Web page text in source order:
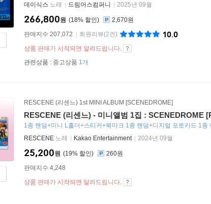
데이식스 노래 드림어스컴퍼니 2025년 09월
18%
266,800원
2,670원
판매지수 207,072
회원리뷰(2건) 10.0
상품 판매가 시작되면 알려드립니다.
관련상품 : 중고상품 1개
RESCENE (리센느) 1st MINI ALBUM [SCENEDROME]
RESCENE (리센느) - 미니앨범 1집 : SCENEDROME
1종 랜덤+미니 L홀더+스티커+북마크 1종 랜덤+디지털 포토카드 1종
RESCENE 노래 Kakao Entertainment 2024년 09월
19%
25,200원
260원
판매지수 4,248
상품 판매가 시작되면 알려드립니다.